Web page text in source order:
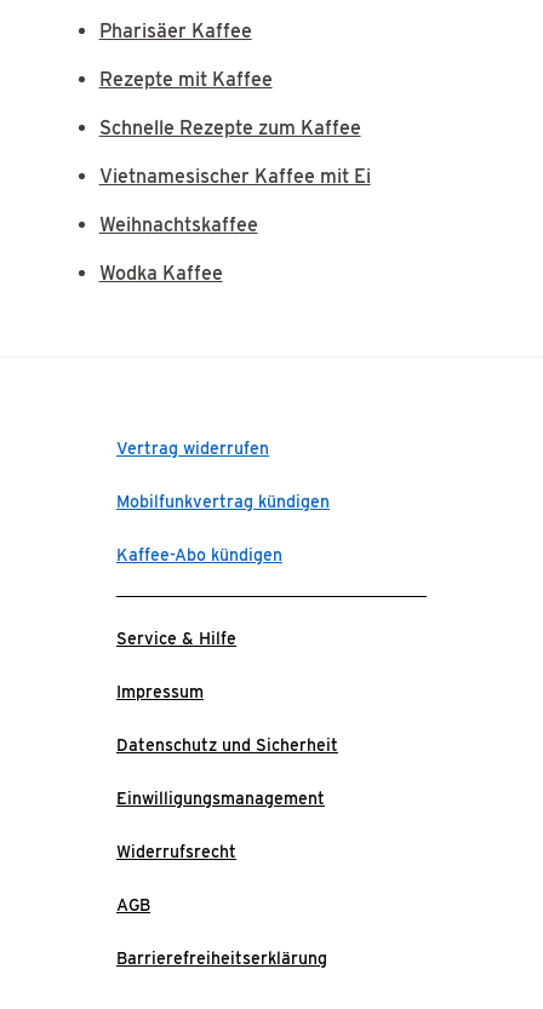
Pharisäer Kaffee
Rezepte mit Kaffee
Schnelle Rezepte zum Kaffee
Vietnamesischer Kaffee mit Ei
Weihnachtskaffee
Wodka Kaffee
Vertrag widerrufen
Mobilfunkvertrag kündigen
Kaffee-Abo kündigen
Service & Hilfe
Impressum
Datenschutz und Sicherheit
Einwilligungsmanagement
Widerrufsrecht
AGB
Barrierefreiheitserklärung